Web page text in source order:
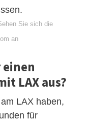
Sie sich die
an
einen
LAX aus?
LAX haben,
für